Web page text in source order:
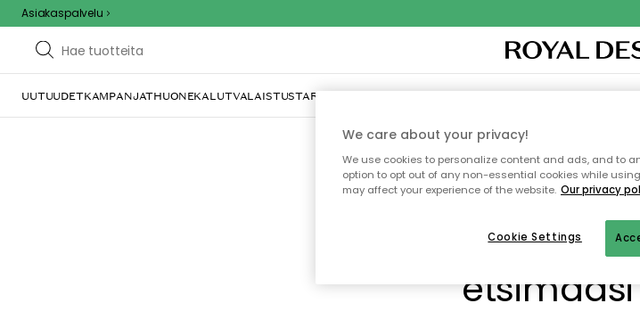
Asiakaspalvelu
UUTUUDETKAMPANJATHUONEKALUTVALAISTUSTARJOILU JA KATTAUSSISUSTUSTEKSTIILIT & MATOTKEITTIÖ
Emme
We care about your privacy!
We use cookies to personalize content and ads, and to
option to opt out of any non-essential cookies while
may affect your experience of the website. Our privacy
Cookie Settings